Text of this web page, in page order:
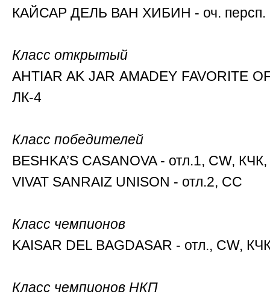
КАЙСАР ДЕЛЬ ВАН ХИБИН - оч. персп.
Класс открытый
AHTIAR AK JAR AMADEY FAVORITE
ЛК-4
Класс победителей
BESHKA’S CASANOVA - отл.1, CW,
VIVAT SANRAIZ UNISON - отл.2, СС
Класс чемпионов
KAISAR DEL BAGDASAR - отл., CW,
Класс чемпионов НКП